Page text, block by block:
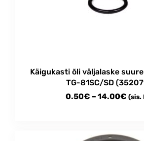
Käigukasti õli väljalaske
TG-81SC/SD
0.50€ –14.00€ (sis.